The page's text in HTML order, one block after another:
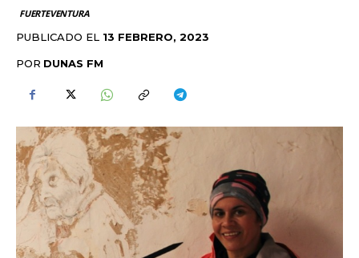
FUERTEVENTURA
PUBLICADO EL 13 FEBRERO, 2023
POR DUNAS FM